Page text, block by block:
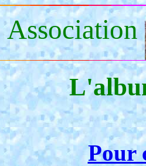
Association
Pour